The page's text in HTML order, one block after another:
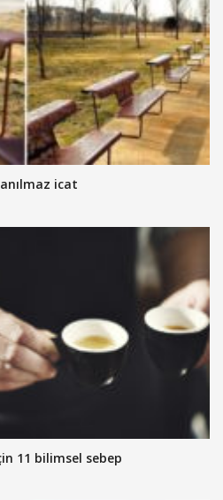
icat
11 bilimsel sebep